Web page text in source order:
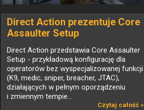
Direct Action prezentuje Core
Assaulter Setup
Direct Action przedstawia Core Assaulter
Setup - przykładową konfigurację dla
operatorów bez wyspecjalizowanej funkcji
(K9, medic, sniper, breacher, JTAC),
działających w pełnym oporządzeniu
i zmiennym tempie...
Czytaj całość »